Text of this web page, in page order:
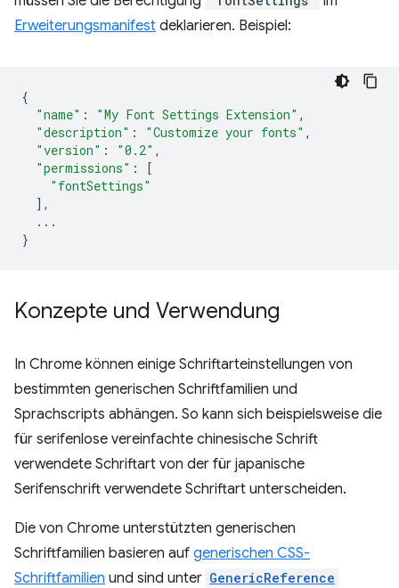
Erweiterungsmanifest deklarieren. Beispiel:
{
"name" : "My Font Settings Extension" ,
"description" : "Customize your fonts" ,
"version" : "0.2" ,
"permissions" :
[
"fontSettings"
],
...
}
Konzepte und Verwendung
In Chrome können einige Schriftarteinstellungen von
bestimmten generischen Schriftfamilien und
Sprachscripts abhängen. So kann sich beispielsweise die
für serifenlose vereinfachte chinesische Schrift
verwendete Schriftart von der für japanische
Serifenschrift verwendete Schriftart unterscheiden.
Die von Chrome unterstützten generischen
Schriftfamilien basieren auf generischen CSS-
Schriftfamilien und sind unter GenericReference